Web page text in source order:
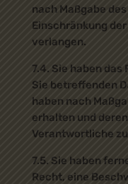
nach Maßgabe des
Einschränkung
verlangen.
7.4. Sie haben das
Sie betreffenden
haben nach
erhalten und
Verantwortliche
7.5. Sie haben
Recht, eine